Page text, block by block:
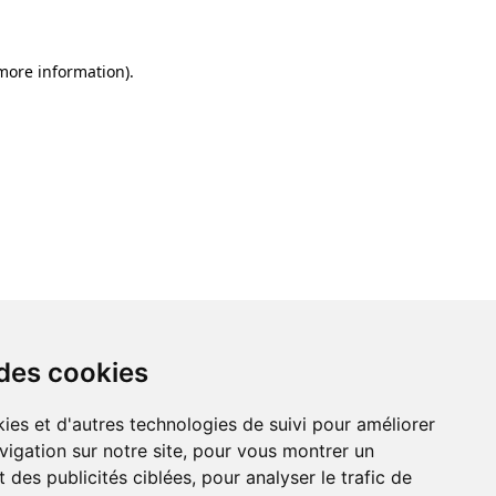
cookies
et d'autres technologies de suivi pour améliorer
sur notre site, pour vous montrer un
des publicités ciblées, pour analyser le trafic de
information).